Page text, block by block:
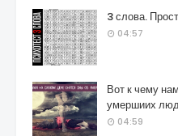
3 слова.
04:57
Вот к чему
умершиих
04:59